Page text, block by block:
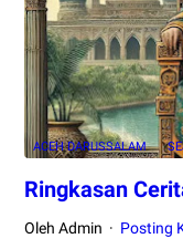
Gratis
Hingga
Aset
Hotel
Milik
Baitul
bagian
ACEH DARUSSALAM
Ringkasan
Oleh Admin Posting